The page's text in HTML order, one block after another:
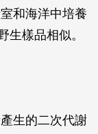
和海洋中培養
生樣品相似。
生的二次代謝